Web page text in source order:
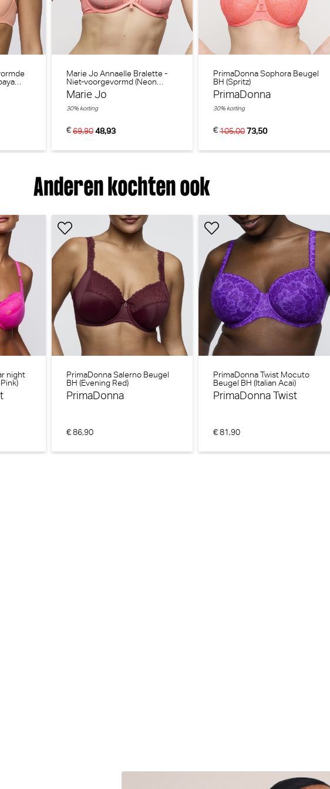
Twist PrimaDonna
30% korting
€ 110,00
Marie Jo Annaelle Bralette -
Niet-voorgevormd (Neon
Peach)
Marie Jo
30% korting
€69,9048,93
PrimaDonna Sophora Beugel
BH (Spritz)
PrimaDonna
30% korting
€105,0073,50
Anderen kochten ook
night
PrimaDonna Salerno Beugel
BH (Evening Red)
PrimaDonna
€ 86,90
PrimaDonna Twist Mocuto
Beugel BH (Italian Acai)
PrimaDonna Twist
€ 81,90